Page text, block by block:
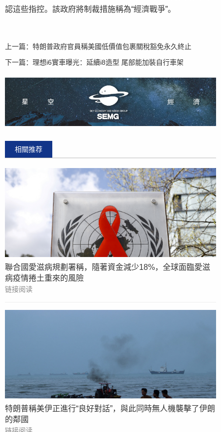
認這些指控。該政府將制裁措施稱為“經濟戰爭”。
上一篇： 特朗普政府官員稱美國低價值包裹關稅豁免永久終止
下一篇： 理想i6實車曝光：延續i8造型 尾部能加裝自行車架
相關推荐
聯合國愛滋病規劃署稱，隨著資金減少18%，全球面臨愛滋
病疫情捲土重來的風險
链接阅读
特朗普稱美伊正進行“良好對話”，與此同時無人機襲擊了伊朗
的鄰國
链接阅读